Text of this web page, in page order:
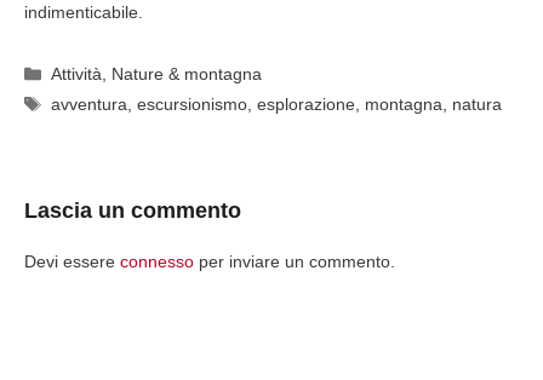
indimenticabile.
Categorie
Attività
Nature & montagna
Tag
avventura ,escursionismo ,esplorazione montagna natura
Lascia un commento
Devi essere connesso per inviare un commento.